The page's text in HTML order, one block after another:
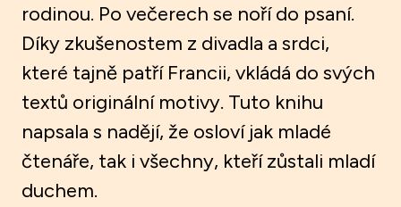
rodinou. Po večerech se noří do psaní.
Díky zkušenostem z divadla a srdci,
které tajně patří Francii, vkládá do svých
textů originální motivy. Tuto knihu
napsala s nadějí, že osloví jak mladé
čtenáře, tak i všechny, kteří zůstali mladí
duchem.